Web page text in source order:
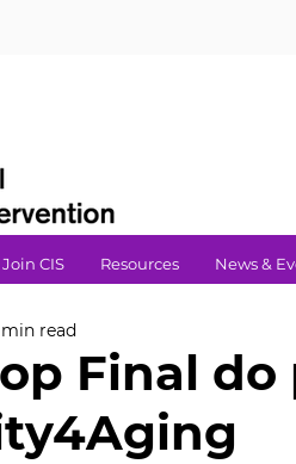
Join CIS Resources News &
Final do
min read